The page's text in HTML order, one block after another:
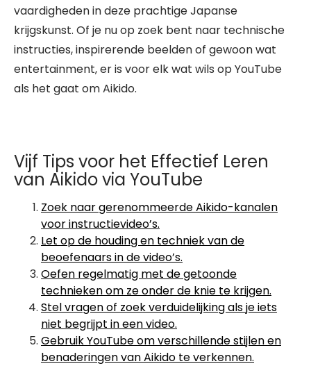
vaardigheden in deze prachtige Japanse
krijgskunst. Of je nu op zoek bent naar technische
instructies, inspirerende beelden of gewoon wat
entertainment, er is voor elk wat wils op YouTube
als het gaat om Aikido.
Vijf Tips voor het Effectief Leren
van Aikido via YouTube
Zoek naar gerenommeerde Aikido-kanalen
voor instructievideo’s.
Let op de houding en techniek van de
beoefenaars in de video’s.
Oefen regelmatig met de getoonde
technieken om ze onder de knie te krijgen.
Stel vragen of zoek verduidelijking als je iets
niet begrijpt in een video.
Gebruik YouTube om verschillende stijlen en
benaderingen van Aikido te verkennen.